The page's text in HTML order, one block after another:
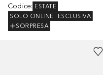
Codice: ESTATE
SOLO ONLINE
ESCLUSIVA
SORPRESA